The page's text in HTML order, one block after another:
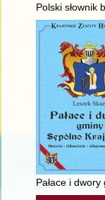
Polski słownik
Pałace i